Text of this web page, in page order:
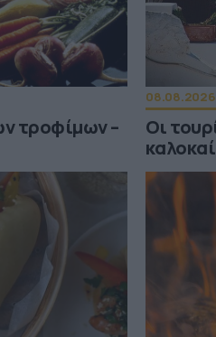
τροφίμων –
08.08.2026
Οι